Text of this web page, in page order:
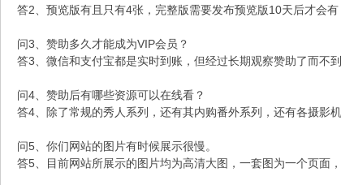
答2、预览版有且只有4张，完整版需要发布预览版10天后才会
问3、赞助多久才能成为VIP会员？
答3、微信和支付宝都是实时到账，但经过长期观察赞助了而不
问4、赞助后有哪些资源可以在线看？
答4、除了常规的秀人系列，还有其内购番外系列，还有各摄影
问5、你们网站的图片有时候展示很慢。
答5、目前网站所展示的图片均为高清大图，一套图为一个页面